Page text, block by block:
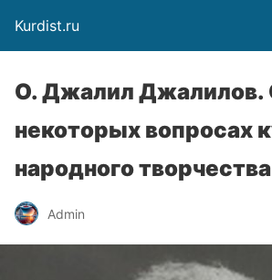
Kurdist.ru
О. Джалил Джалилов.
некоторых вопросах
народного
Admin